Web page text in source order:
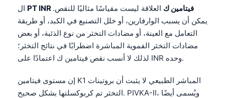
PT INR فيتامين ك العلاقة ليست مقياسًا مثاليًا للنقص.
يمكن أن يسبب الوارفارين، أو خلل التصنيع في الكبد، أو طريقة
التعامل مع العينة، أو مضادات التخثر من نوع الذئبة، أو بعض
مضادات التخثر الفموية المباشرة اضطرابًا في نتائج التخثر؛
لذلك لا أنسب نقص فيتامين ك اعتمادًا على INR وحده.
إن مستوى فيتامين K1 المباشر الطبيعي لا يثبت أن بروتينات
التخثر تم كربوكسلتها بشكل صحيح. PIVKA-II، ويُسمى أيضًا